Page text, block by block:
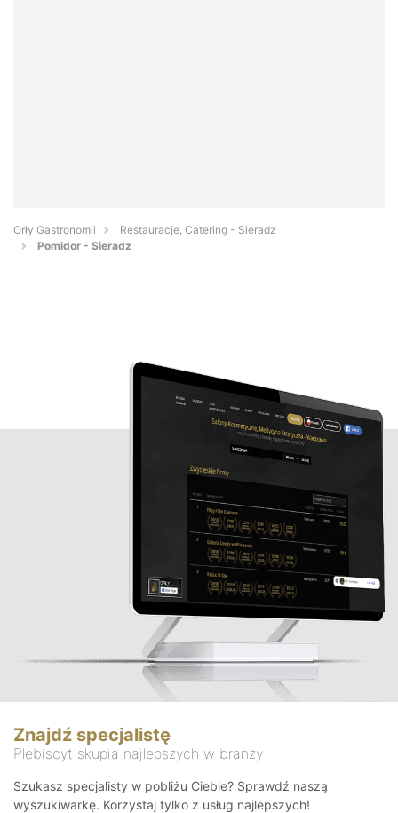
Orły Gastronomii
Restauracje, Catering - Sieradz
Pomidor - Sieradz
Znajdź specjalistę
Plebiscyt skupia najlepszych w branży
Szukasz specjalisty w pobliżu Ciebie? Sprawdź naszą
wyszukiwarkę. Korzystaj tylko z usług najlepszych!